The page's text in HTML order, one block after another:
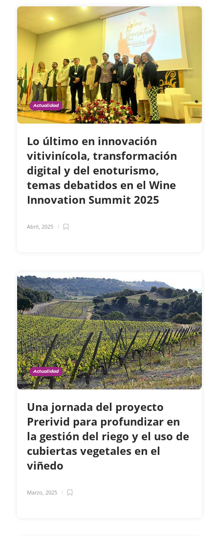
Actualidad
Lo último en innovación
vitivinícola, transformación
digital y del enoturismo,
temas debatidos en el Wine
Innovation Summit 2025
Abril, 2025
Actualidad
Una jornada del proyecto
Prerivid para profundizar en
la gestión del riego y el uso de
cubiertas vegetales en el
viñedo
Marzo, 2025